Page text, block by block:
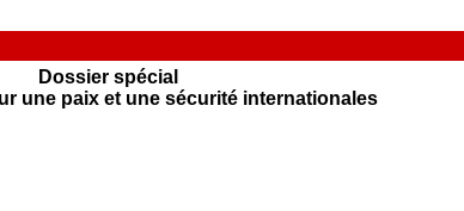
Dossier spécial
une paix et une sécurité internationales